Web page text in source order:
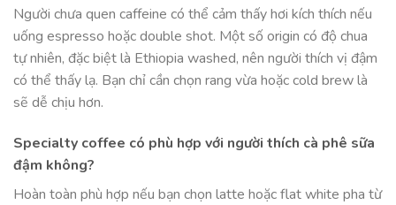
Người chưa quen caffeine có thể cảm thấy hơi kích thích nếu
uống espresso hoặc double shot. Một số origin có độ chua
tự nhiên, đặc biệt là Ethiopia washed, nên người thích vị đậm
có thể thấy lạ. Bạn chỉ cần chọn rang vừa hoặc cold brew là
sẽ dễ chịu hơn.
Specialty coffee có phù hợp với người thích cà phê sữa
đậm không?
Hoàn toàn phù hợp nếu bạn chọn latte hoặc flat white pha từ